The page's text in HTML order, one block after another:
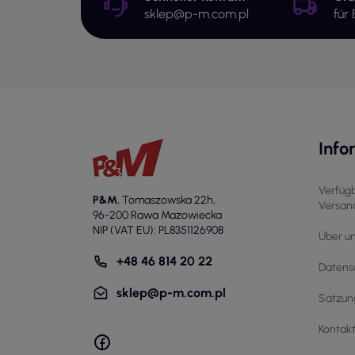
ihr
sklep@p-m.com.pl
für
P&M, Tomaszowska 22h,
96-200 Rawa Mazowiecka
NIP (VAT EU): PL8351126908
+48 46 814 20 22
sklep@p-m.com.pl
Über